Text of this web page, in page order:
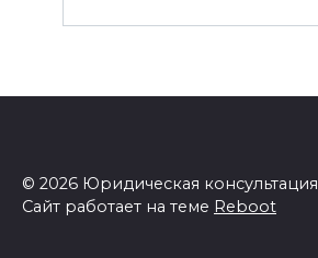
© 2026 Юридическая консультация
Сайт работает на теме Reboot